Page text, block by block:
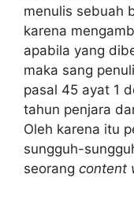
menulis sebuah
karena
apabila yang
maka sang
pasal 45 ayat 1
tahun penjara
Oleh karena itu
sungguh-
seorang content